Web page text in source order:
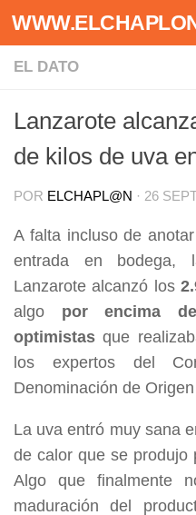
Saltar al contenido
EL DATO
Lanzarote
de kilos de uva
POR ELCHAPL@N · 26
A falta incluso de
entrada en
Lanzarote alcanzó los
algo por encima
optimistas que
los expertos del
Denominación de
La uva entró muy sana
de calor que se produjo
Algo que finalmente
maduración del